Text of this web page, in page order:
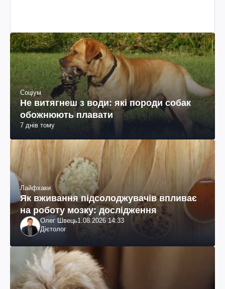
Соціум
Не витягнеш з води: які породи собак
обожнюють плавати
7 днів тому
Лайфхаки
Як вживання підсолоджувачів впливає
на роботу мозку: дослідження
Олег Швець1.08.2026 14:33
Дієтолог